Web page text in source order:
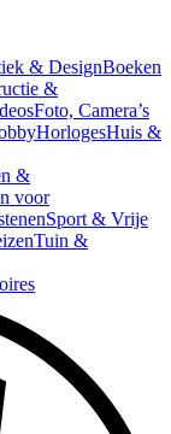
& DesignBoeken
&
Foto, Camera’s
HorlogesHuis &
&
voor
Sport & Vrije
Tuin &